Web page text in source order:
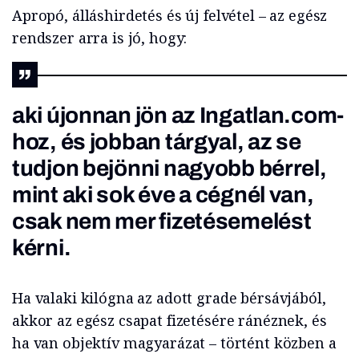
Apropó, álláshirdetés és új felvétel – az egész
rendszer arra is jó, hogy:
aki újonnan jön az Ingatlan.com-
hoz, és jobban tárgyal, az se
tudjon bejönni nagyobb bérrel,
mint aki sok éve a cégnél van,
csak nem mer fizetésemelést
kérni.
Ha valaki kilógna az adott grade bérsávjából,
akkor az egész csapat fizetésére ránéznek, és
ha van objektív magyarázat – történt közben a